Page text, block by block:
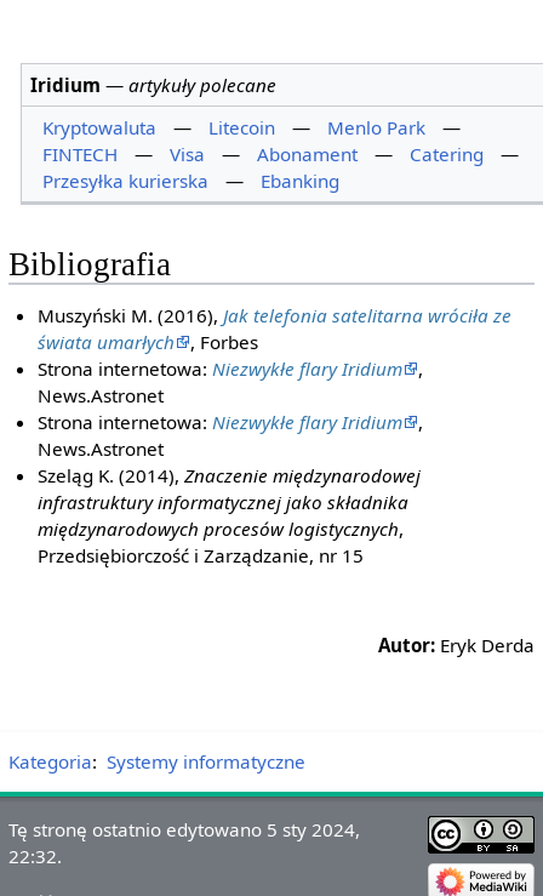
Iridium —artykuły polecane
Kryptowaluta
— Litecoin — Menlo Park
—
FINTECH
— Visa — Abonament — Catering
—
Przesyłka kurierska
— Ebanking
Bibliografia
Muszyński M. (2016), Jak telefonia satelitarna wróciła ze
świata umarłych
, Forbes
Strona internetowa: Niezwykłe flary Iridium
,
News.Astronet
Strona internetowa: Niezwykłe flary Iridium
,
News.Astronet
Szeląg K. (2014),Znaczenie międzynarodowej
infrastruktury informatycznej jako składnika
międzynarodowych procesów logistycznych,
Przedsiębiorczość i Zarządzanie, nr 15
Autor: Eryk Derda
Kategoria: Systemy informatyczne
Tę stronę ostatnio edytowano 5 sty 2024,
22:32.